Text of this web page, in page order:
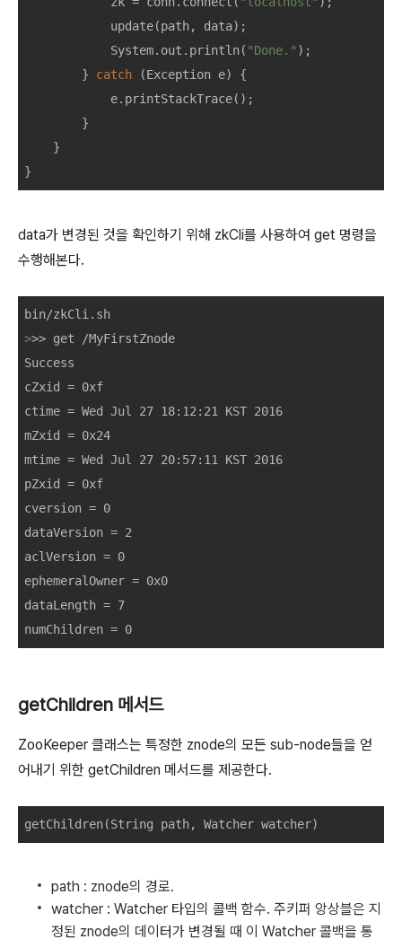
update(path, data);
System. out . println( "Done." );
}
catch (Exception e)
{
e. printStackTrace();
}
}
}
data가 변경된 것을 확인하기 위해 zkCli를 사용하여 get 명령을
수행해본다.
>>> get /MyFirstZnode
Success
cZxid = 0xf
ctime = Wed Jul 27 18:12:21 KST 2016
mZxid = 0x24
mtime = Wed Jul 27 20:57:11 KST 2016
pZxid = 0xf
cversion = 0
dataVersion = 2
aclVersion = 0
ephemeralOwner = 0x0
dataLength = 7
numChildren = 0
getChildren 메서드
ZooKeeper 클래스는 특정한 znode의 모든 sub-node들을 얻
어내기 위한 getChildren 메서드를 제공한다.
getChildren(String path, Watcher watcher)
path : znode의 경로.
watcher : Watcher 타입의 콜백 함수. 주키퍼 앙상블은 지
정된 znode의 데이터가 변경될 때 이 Watcher 콜백을 통